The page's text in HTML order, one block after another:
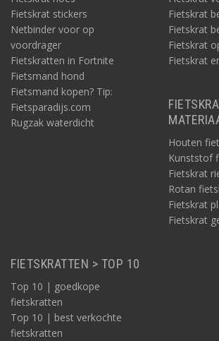
Fietskrat stickers
Netbinder voor op
voordrager
Fietskratten in Fortnite
Fietsmand hond
Fietsmand kopen? Tip:
Fietsparadijs.com
Rugzak waterdicht
Fietskrat
Fietskrat
Fietskrat
Fietskrat
Houten
Kunststof
Fietskrat
Rotan
Fietskrat
Fietskrat
FIETSKRATTEN > TOP 10
Top 10 | goedkope
fietskratten
Top 10 | best verkochte
fietskratten